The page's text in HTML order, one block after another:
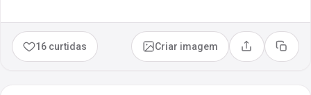
16 curtidas Criar imagem Compartilhar
Copiar